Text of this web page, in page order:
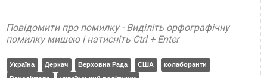
Повідомити про помилку - Виділіть орфографічну
помилку мишею і натисніть Ctrl + Enter
Україна Деркач Верховна Рада США
колаборанти